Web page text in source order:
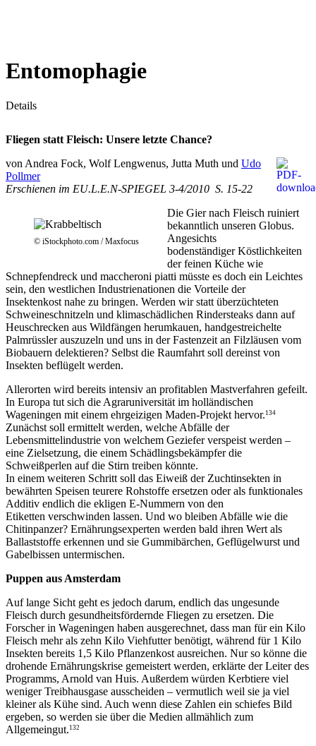
Entomophagie
Details
Fliegen statt Fleisch: Unsere letzte Chance?
von Andrea Fock, Wolf Lengwenus, Jutta Muth und Udo
Pollmer
Erschienen im EU.L.E.N-SPIEGEL 3-4/2010 S. 15-22
© iStockphoto.com / Maxfocus
Die Gier nach Fleisch ruiniert
bekanntlich unseren Globus.
Angesichts
bodenständiger Köstlichkeiten
der feinen Küche wie
Schnepfendreck und maccheroni piatti müsste es doch ein Leichtes
sein, den westlichen Industrienationen die Vorteile der
Insektenkost nahe zu bringen. Werden wir statt überzüchteten
Schweineschnitzeln und klimaschädlichen Rindersteaks dann auf
Heuschrecken aus Wildfängen herumkauen, handgestreichelte
Palmrüssler auszuzeln und uns in der Fastenzeit an Filzläusen vom
Biobauern delektieren? Selbst die Raumfahrt soll dereinst von
Insekten beflügelt werden.
Allerorten wird bereits intensiv an profitablen Mastverfahren gefeilt.
In Europa tut sich die Agraruniversität im holländischen
Wageningen mit einem ehrgeizigen Maden-Projekt hervor. 134
Zunächst soll ermittelt werden, welche Abfälle der
Lebensmittelindustrie von welchem Geziefer verspeist werden –
eine Zielsetzung, die einem Schädlingsbekämpfer die
Schweißperlen auf die Stirn treiben könnte.
In einem weiteren Schritt soll das Eiweiß der Zuchtinsekten in
bewährten Speisen teurere Rohstoffe ersetzen oder als funktionales
Additiv endlich die ekligen E-Nummern von den
Etiketten verschwinden lassen. Und wo bleiben Abfälle wie die
Chitinpanzer? Ernährungsexperten werden bald ihren Wert als
Ballaststoffe erkennen und sie Gummibärchen, Geflügelwurst und
Gabelbissen untermischen.
Puppen aus Amsterdam
Auf lange Sicht geht es jedoch darum, endlich das ungesunde
Fleisch durch gesundheitsfördernde Fliegen zu ersetzen. Die
Forscher in Wageningen haben ausgerechnet, dass man für ein Kilo
Fleisch mehr als zehn Kilo Viehfutter benötigt, während für 1 Kilo
Insekten bereits 1,5 Kilo Pflanzenkost ausreichen. Nur so könne die
drohende Ernährungskrise gemeistert werden, erklärte der Leiter des
Programms, Arnold van Huis. Außerdem würden Kerbtiere viel
weniger Treibhausgase ausscheiden – vermutlich weil sie ja viel
kleiner als Kühe sind. Auch wenn diese Zahlen ein schiefes Bild
ergeben, so werden sie über die Medien allmählich zum
Allgemeingut. 132